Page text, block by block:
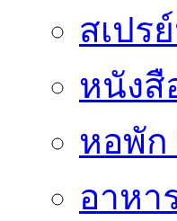
สเปร
หนังสื
หอพัก
อาหา